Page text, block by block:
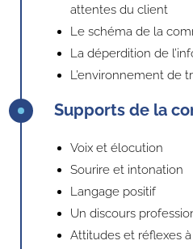
attentes du client
Le schéma de la
La déperdition de
L’environnement de
Supports de la
Voix et élocution
Sourire et intonation
Langage positif
Un discours
Attitudes et réflexes